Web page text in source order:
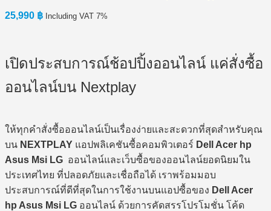
25,990 ฿ Including VAT 7%
เปิดประสบการณ์ช้อปปิ้งออนไลน์ แค่สั่งซื้อ
ออนไลน์บน Nextplay
ให้ทุกคำสั่งซื้อออนไลน์เป็นเรื่องง่ายและสะดวกที่สุดสำหรับคุณ
บน NEXTPLAY แอปพลิเคชันซื้อคอมพิวเตอร์ Dell Acer hp
Asus Msi LG ออนไลน์และเว็บซื้อของออนไลน์ยอดนิยมใน
ประเทศไทย ที่ปลอดภัยและเชื่อถือได้ เราพร้อมมอบ
ประสบการณ์ที่ดีที่สุดในการใช้งานบนแอปซื้อของ Dell Acer
hp Asus Msi LG ออนไลน์ ด้วยการคัดสรรโปรโมชั่น โค้ด